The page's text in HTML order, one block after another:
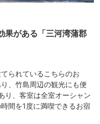
果がある「三河湾蒲郡
られているこちらのお
、竹島周辺の観光にも便
り、客室は全室オーシャン
間を1度に満喫できるお宿